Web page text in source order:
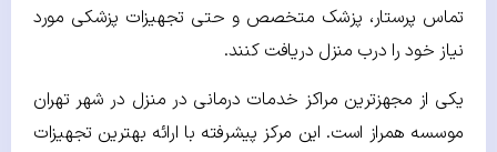
تماس پرستار، پزشک متخصص و حتی تجهیزات پزشکی مورد
نیاز خود را درب منزل دریافت کنند.
یکی از مجهزترین مراکز خدمات درمانی در منزل در شهر تهران
موسسه همراز است. این مرکز پیشرفته با ارائه بهترین تجهیزات